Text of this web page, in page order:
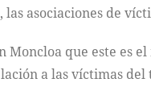
las asociaciones de
que este es
a las víctimas